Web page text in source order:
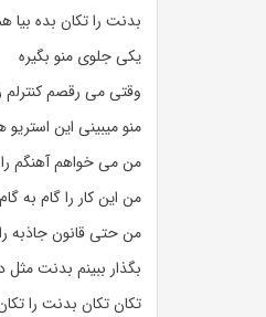
بدنت را تکان بده بیا
یکی جلوی منو بگیره
وقتی می رقصم
منو میبینی این
من می خواهم آهنگم را
من این کار را گام به
من حتی قانون جاذبه
بگذار ببینم بدنت
تکان تکان بدنت را